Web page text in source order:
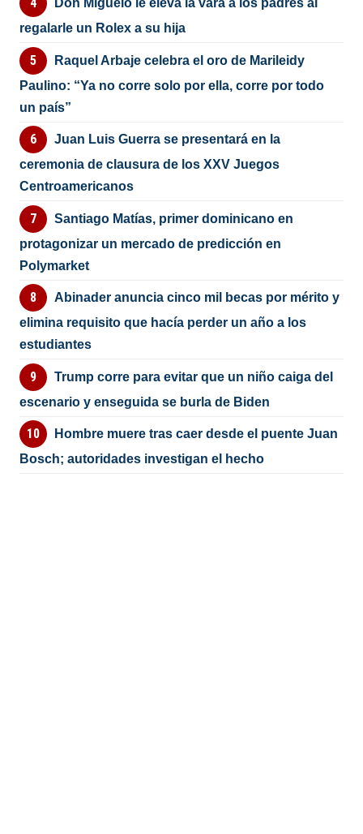
Don Miguelo le eleva la vara a los padres al
regalarle un Rolex a su hija
Raquel Arbaje celebra el oro de Marileidy
Paulino: “Ya no corre solo por ella, corre por todo
un país”
Juan Luis Guerra se presentará en la
ceremonia de clausura de los XXV Juegos
Centroamericanos
Santiago Matías, primer dominicano en
protagonizar un mercado de predicción en
Polymarket
Abinader anuncia cinco mil becas por mérito y
elimina requisito que hacía perder un año a los
estudiantes
Trump corre para evitar que un niño caiga del
escenario y enseguida se burla de Biden
Hombre muere tras caer desde el puente Juan
Bosch; autoridades investigan el hecho